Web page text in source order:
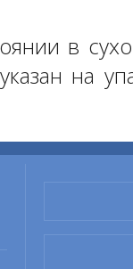
в
на